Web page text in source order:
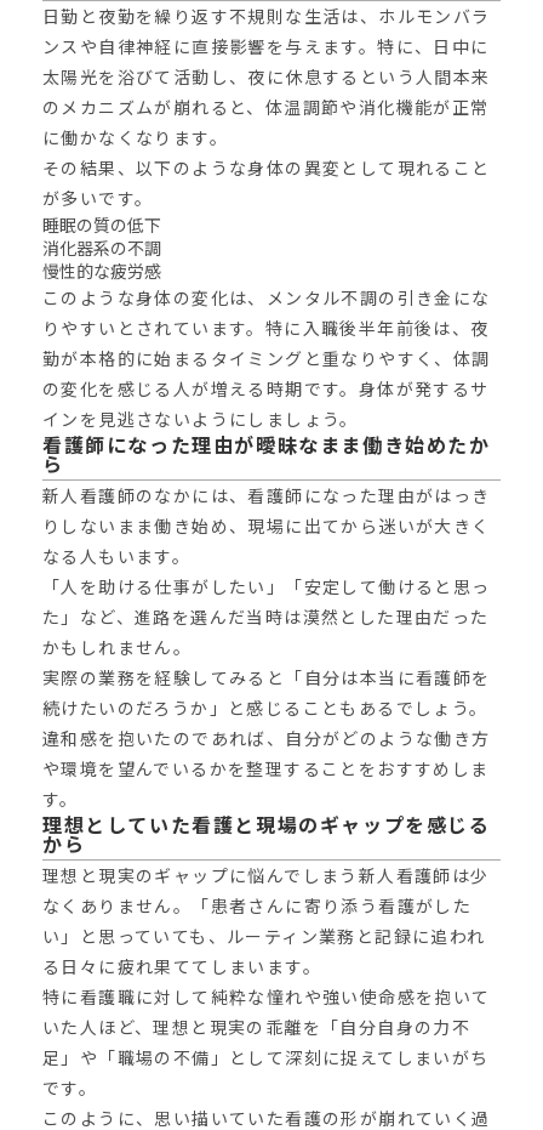
日勤と夜勤を繰り返す不規則な生活は、ホルモンバラ
ンスや自律神経に直接影響を与えます。特に、日中に
太陽光を浴びて活動し、夜に休息するという人間本来
のメカニズムが崩れると、体温調節や消化機能が正常
に働かなくなります。
その結果、以下のような身体の異変として現れること
が多いです。
睡眠の質の低下
消化器系の不調
慢性的な疲労感
このような身体の変化は、メンタル不調の引き金にな
りやすいとされています。特に入職後半年前後は、夜
勤が本格的に始まるタイミングと重なりやすく、体調
の変化を感じる人が増える時期です。身体が発するサ
インを見逃さないようにしましょう。
看護師になった理由が曖昧なまま働き始めたか
ら
新人看護師のなかには、看護師になった理由がはっき
りしないまま働き始め、現場に出てから迷いが大きく
なる人もいます。
「人を助ける仕事がしたい」「安定して働けると思っ
た」など、進路を選んだ当時は漠然とした理由だった
かもしれません。
実際の業務を経験してみると「自分は本当に看護師を
続けたいのだろうか」と感じることもあるでしょう。
違和感を抱いたのであれば、自分がどのような働き方
や環境を望んでいるかを整理することをおすすめしま
す。
理想としていた看護と現場のギャップを感じる
から
理想と現実のギャップに悩んでしまう新人看護師は少
なくありません。「患者さんに寄り添う看護がした
い」と思っていても、ルーティン業務と記録に追われ
る日々に疲れ果ててしまいます。
特に看護職に対して純粋な憧れや強い使命感を抱いて
いた人ほど、理想と現実の乖離を「自分自身の力不
足」や「職場の不備」として深刻に捉えてしまいがち
です。
このように、思い描いていた看護の形が崩れていく過